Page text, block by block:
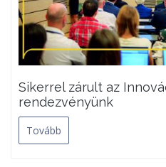
Sikerrel zárult az
rendezvényünk
Tovább